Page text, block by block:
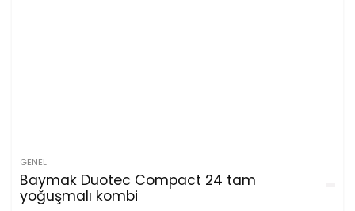
GENEL
Baymak Duotec Compact 24 tam
yoğuşmalı kombi